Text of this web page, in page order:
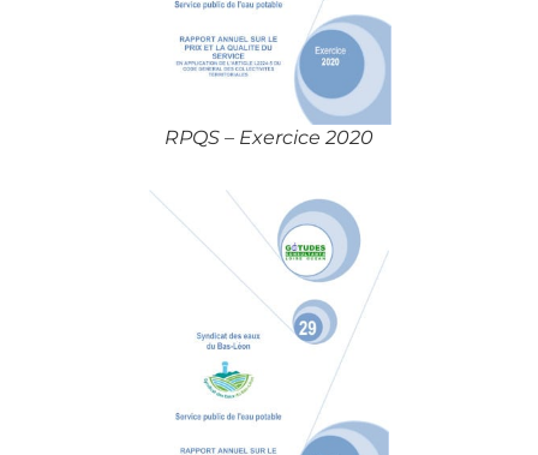
RPQS – Exercice 2020